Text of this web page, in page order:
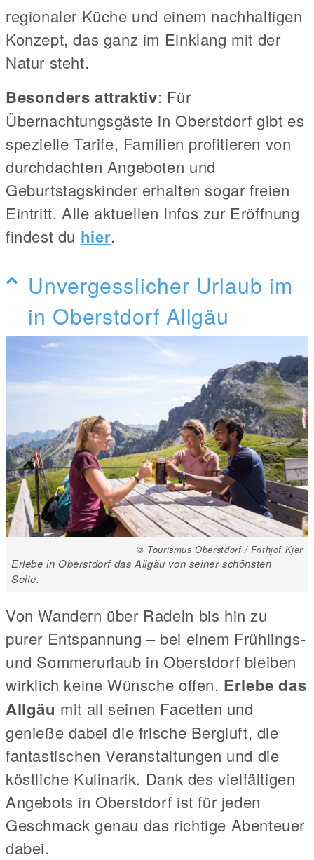
regionaler Küche und einem nachhaltigen
Konzept, das ganz im Einklang mit der
Natur steht.
Besonders attraktiv: Für
Übernachtungsgäste in Oberstdorf gibt es
spezielle Tarife, Familien profitieren von
durchdachten Angeboten und
Geburtstagskinder erhalten sogar freien
Eintritt. Alle aktuellen Infos zur Eröffnung
findest du hier.
Unvergesslicher Urlaub im
in Oberstdorf Allgäu
© Tourismus Oberstdorf / Frithjof Kjer
Erlebe in Oberstdorf das Allgäu von seiner schönsten
Seite.
Von Wandern über Radeln bis hin zu
purer Entspannung – bei einem Frühlings-
und Sommerurlaub in Oberstdorf bleiben
wirklich keine Wünsche offen. Erlebe das
Allgäu mit all seinen Facetten und
genieße dabei die frische Bergluft, die
fantastischen Veranstaltungen und die
köstliche Kulinarik. Dank des vielfältigen
Angebots in Oberstdorf ist für jeden
Geschmack genau das richtige Abenteuer
dabei.